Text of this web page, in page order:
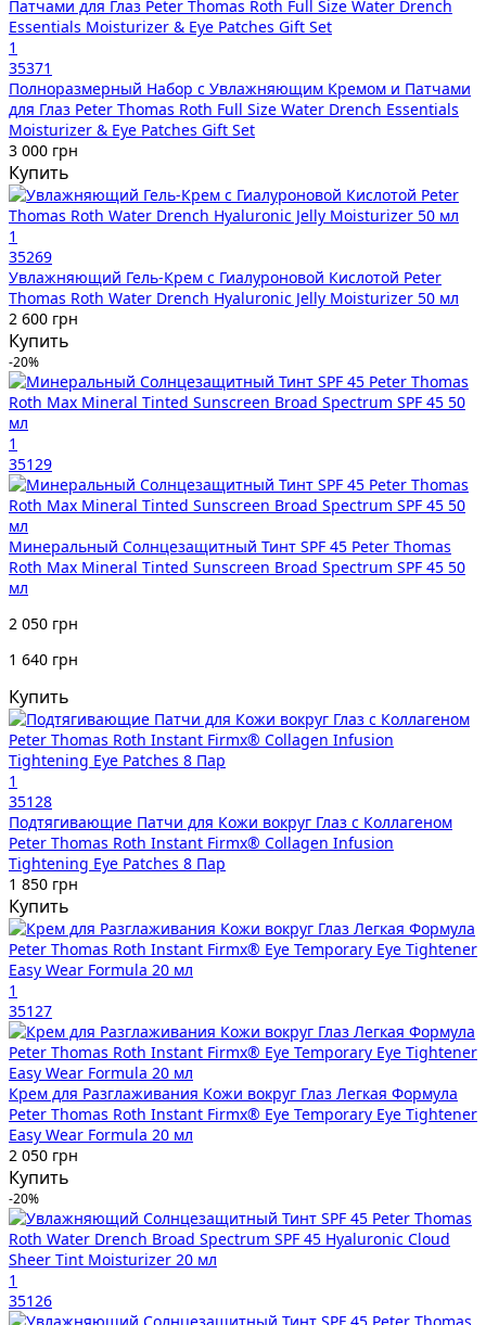
1
35371
Полноразмерный Набор с Увлажняющим Кремом и Патчами
для Глаз Peter Thomas Roth Full Size Water Drench Essentials
Moisturizer & Eye Patches Gift Set
3 000 грн
Купить
1
35269
Увлажняющий Гель-Крем с Гиалуроновой Кислотой Peter
Thomas Roth Water Drench Hyaluronic Jelly Moisturizer 50 мл
2 600 грн
Купить
-20%
1
35129
Минеральный Солнцезащитный Тинт SPF 45 Peter Thomas
Roth Max Mineral Tinted Sunscreen Broad Spectrum SPF 45 50
мл
2 050 грн
1 640 грн
Купить
1
35128
Подтягивающие Патчи для Кожи вокруг Глаз с Коллагеном
Peter Thomas Roth Instant Firmx® Collagen Infusion
Tightening Eye Patches 8 Пар
1 850 грн
Купить
1
35127
Крем для Разглаживания Кожи вокруг Глаз Легкая Формула
Peter Thomas Roth Instant Firmx® Eye Temporary Eye Tightener
Easy Wear Formula 20 мл
2 050 грн
Купить
-20%
1
35126